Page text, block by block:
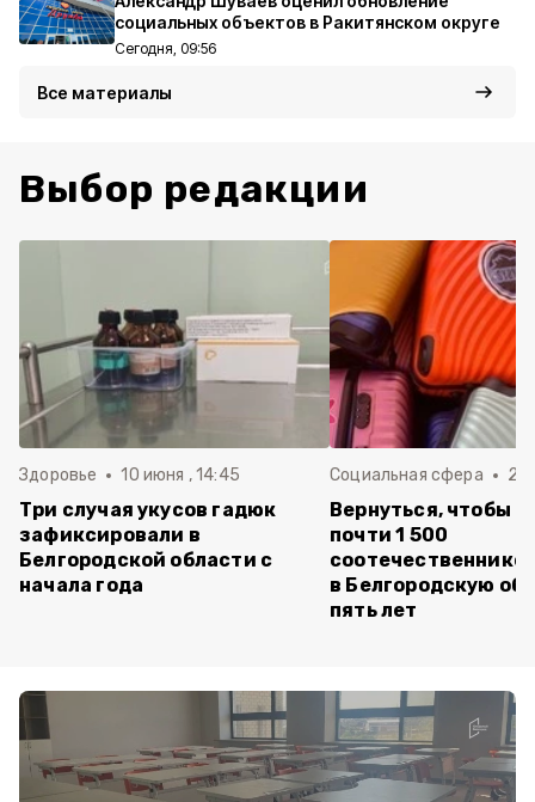
социальных объектов в Ракитянском округе
Сегодня, 09:56
Все материалы
Выбор редакции
Здоровье 10 июня , 14:45
Три случая укусов гадюк
зафиксировали в
Белгородской области с
начала года
Социальная сфера 20
Вернуться, чтобы
почти 1 500
в Белгородскую
пять лет